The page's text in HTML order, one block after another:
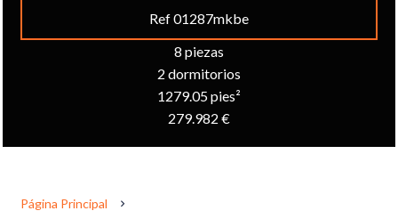
Ref 01287mkbe
8 piezas
2 dormitorios
1279.05 pies²
279.982 €
Página Principal